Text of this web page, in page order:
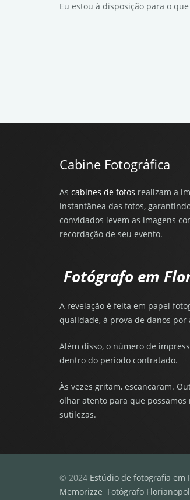
Eu estou à disposição para o
Cabine Fotográfica
As cabines de fotos realizam a
instantânea das fotos,
convidados levem as imagens
recordação de seu evento.
Fotógrafo em
A revelação é feita em papel
qualidade, à prova de danos por
Além disso, o número de
dentro do período contratado.
Às vezes gritam, escancaram.
olhar atento para que possamos
sutilezas.
© 2024 Estúdio de fotografia em
Memorizze Fotógrafo